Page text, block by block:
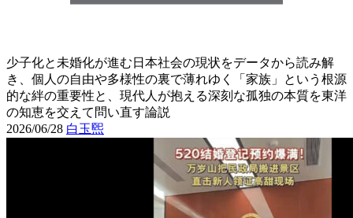
少子化と未婚化が進む日本社会の現状をデータから読み解
き、個人の自由や多様性の裏で薄れゆく「家族」という根源
的な絆の重要性と、現代人が抱える深刻な孤独の本質を東洋
の知恵を交えて問い直す論説
2026/06/28 白玉煕